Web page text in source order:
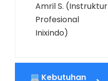
Amril S. (Instruktur
Profesional
Inixindo)
Kebutuhan